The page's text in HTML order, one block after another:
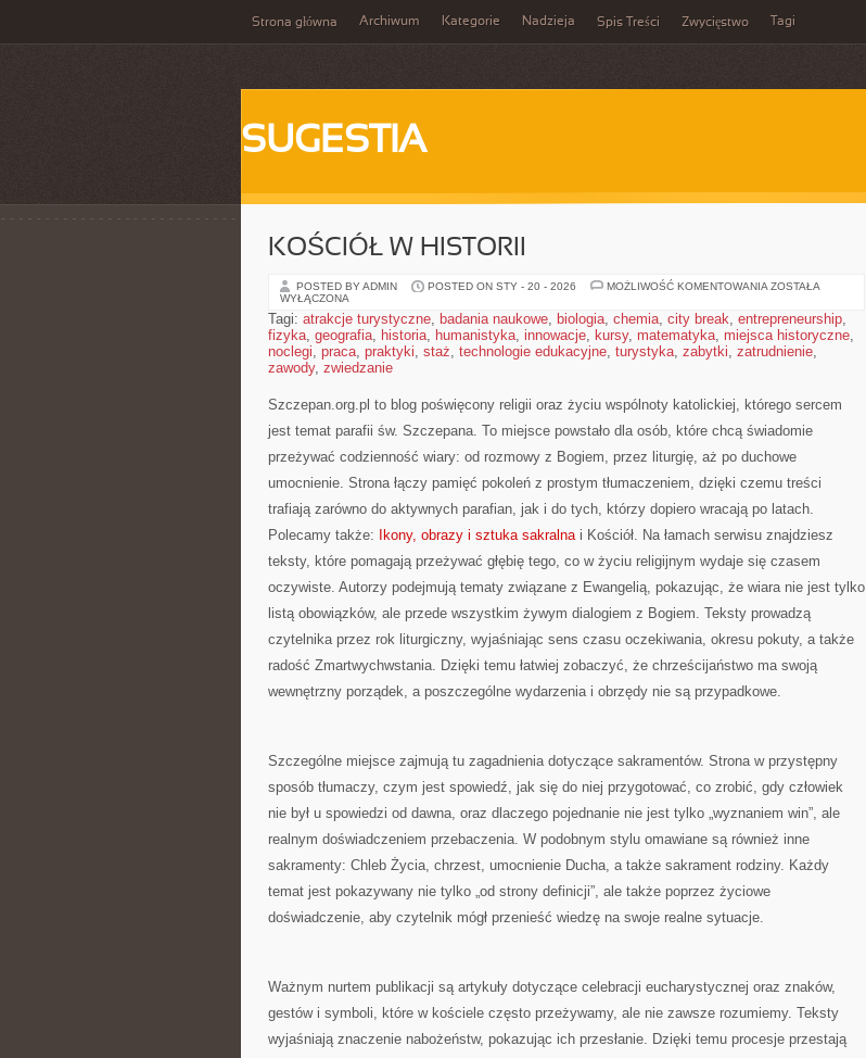
Strona główna Archiwum Kategorie Nadzieja Spis Treści Zwycięstwo Tagi
SUGESTIA
KOŚCIÓŁ W HISTORII
POSTED BY ADMIN POSTED ON STY - 20 - 2026 MOŻLIWOŚĆ KOMENTOWANIA KOŚCIÓŁ
ZOSTAŁA
WYŁĄCZONA
Tagi: atrakcje turystyczne, badania naukowe, biologia, chemia, city break, entrepreneurship,
fizyka, geografia, historia, humanistyka, innowacje, kursy, matematyka, miejsca historyczne,
noclegi, praca, praktyki, staż, technologie edukacyjne, turystyka, zabytki, zatrudnienie,
zawody, zwiedzanie
Szczepan.org.pl to blog poświęcony religii oraz życiu wspólnoty katolickiej, którego sercem
jest temat parafii św. Szczepana. To miejsce powstało dla osób, które chcą świadomie
przeżywać codzienność wiary: od rozmowy z Bogiem, przez liturgię, aż po duchowe
umocnienie. Strona łączy pamięć pokoleń z prostym tłumaczeniem, dzięki czemu treści
trafiają zarówno do aktywnych parafian, jak i do tych, którzy dopiero wracają po latach.
Polecamy także:
Ikony, obrazy i sztuka sakralnai Kościół. Na łamach serwisu znajdziesz
teksty, które pomagają przeżywać głębię tego, co w życiu religijnym wydaje się czasem
oczywiste. Autorzy podejmują tematy związane z Ewangelią, pokazując, że wiara nie jest tylko
listą obowiązków, ale przede wszystkim żywym dialogiem z Bogiem. Teksty prowadzą
czytelnika przez rok liturgiczny, wyjaśniając sens czasu oczekiwania, okresu pokuty, a także
radość Zmartwychwstania. Dzięki temu łatwiej zobaczyć, że chrześcijaństwo ma swoją
wewnętrzny porządek, a poszczególne wydarzenia i obrzędy nie są przypadkowe.
Szczególne miejsce zajmują tu zagadnienia dotyczące sakramentów. Strona w przystępny
sposób tłumaczy, czym jest spowiedź, jak się do niej przygotować, co zrobić, gdy człowiek
nie był u spowiedzi od dawna, oraz dlaczego pojednanie nie jest tylko „wyznaniem win”, ale
realnym doświadczeniem przebaczenia. W podobnym stylu omawiane są również inne
sakramenty: Chleb Życia, chrzest, umocnienie Ducha, a także sakrament rodziny. Każdy
temat jest pokazywany nie tylko „od strony definicji”, ale także poprzez życiowe
doświadczenie, aby czytelnik mógł przenieść wiedzę na swoje realne sytuacje.
Ważnym nurtem publikacji są artykuły dotyczące celebracji eucharystycznej oraz znaków,
gestów i symboli, które w kościele często przeżywamy, ale nie zawsze rozumiemy. Teksty
wyjaśniają znaczenie nabożeństw, pokazując ich przesłanie. Dzięki temu procesje przestają